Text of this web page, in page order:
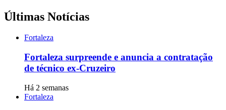
Últimas Notícias
Fortaleza
Fortaleza surpreende e anuncia a contratação
de técnico ex-Cruzeiro
Há 2 semanas
Fortaleza